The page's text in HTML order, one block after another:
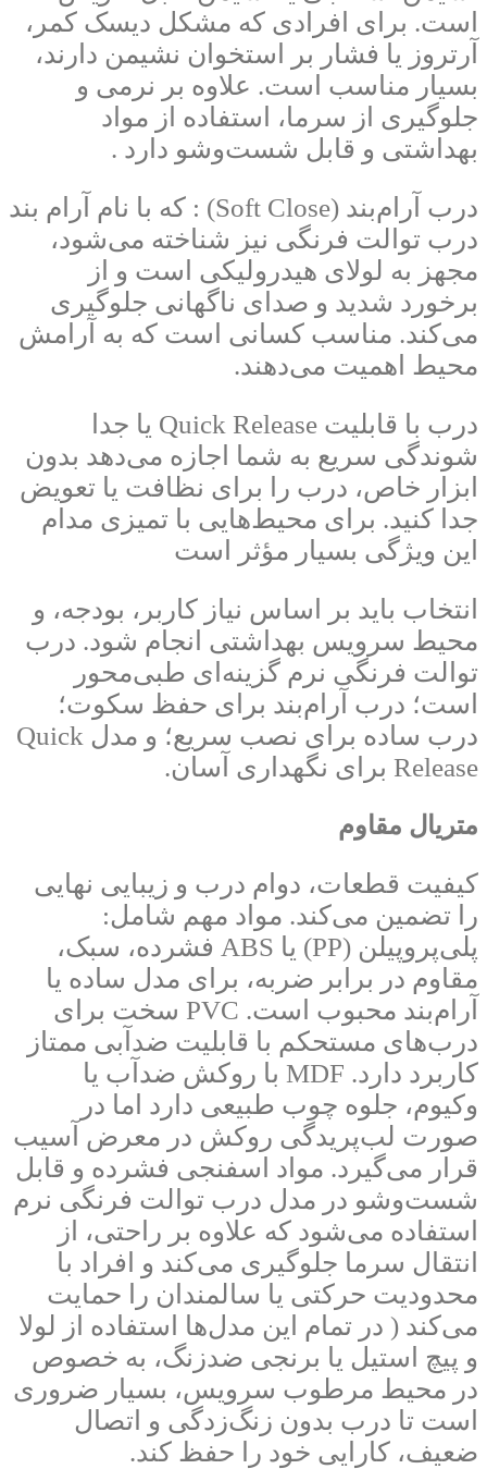
است. برای افرادی که مشکل دیسک کمر،
آرتروز یا فشار بر استخوان نشیمن دارند،
بسیار مناسب است. علاوه بر نرمی و
جلوگیری از سرما، استفاده از مواد
بهداشتی و قابل شست‌وشو دارد .
درب آرام‌بند (Soft Close) : که با نام آرام بند
درب توالت فرنگی نیز شناخته می‌شود،
مجهز به لولای هیدرولیکی است و از
برخورد شدید و صدای ناگهانی جلوگیری
می‌کند. مناسب کسانی است که به آرامش
محیط اهمیت می‌دهند.
درب با قابلیت Quick Release یا جدا
شوندگی سریع به شما اجازه می‌دهد بدون
ابزار خاص، درب را برای نظافت یا تعویض
جدا کنید. برای محیط‌هایی با تمیزی مدام
این ویژگی بسیار مؤثر است
انتخاب باید بر اساس نیاز کاربر، بودجه، و
محیط سرویس بهداشتی انجام شود. درب
توالت فرنگی نرم گزینه‌ای طبی‌محور
است؛ درب آرام‌بند برای حفظ سکوت؛
درب ساده برای نصب سریع؛ و مدل Quick
Release برای نگهداری آسان.
متریال مقاوم
کیفیت قطعات، دوام درب و زیبایی نهایی
را تضمین می‌کند. مواد مهم شامل:
پلی‌پروپیلن (PP) یا ABS فشرده، سبک،
مقاوم در برابر ضربه، برای مدل ساده یا
آرام‌بند محبوب است. PVC سخت برای
درب‌های مستحکم با قابلیت ضدآبی ممتاز
کاربرد دارد. MDF با روکش ضدآب یا
وکیوم، جلوه چوب طبیعی دارد اما در
صورت لب‌پریدگی روکش در معرض آسیب
قرار می‌گیرد. مواد اسفنجی فشرده و قابل
شست‌وشو در مدل درب توالت فرنگی نرم
استفاده می‌شود که علاوه بر راحتی، از
انتقال سرما جلوگیری می‌کند و افراد با
محدودیت حرکتی یا سالمندان را حمایت
می‌کند ( در تمام این مدل‌ها استفاده از لولا
و پیچ استیل یا برنجی ضدزنگ، به خصوص
در محیط مرطوب سرویس، بسیار ضروری
است تا درب بدون زنگ‌زدگی و اتصال
ضعیف، کارایی خود را حفظ کند.